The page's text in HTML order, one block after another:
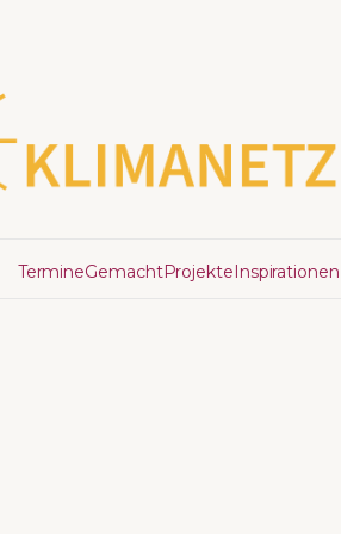
TermineGemachtProjekteInspirationen